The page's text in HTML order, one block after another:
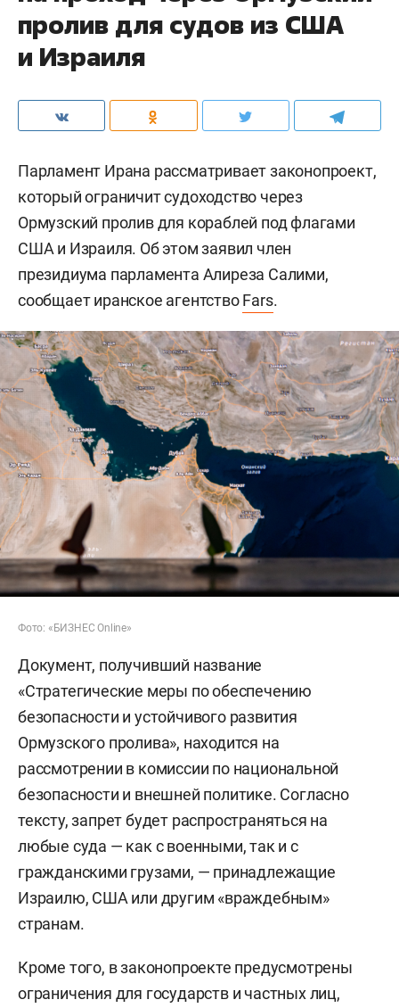
пролив для судов из США
и Израиля
Парламент Ирана рассматривает законопроект,
который ограничит судоходство через
Ормузский пролив для кораблей под флагами
США и Израиля. Об этом заявил член
президиума парламента Алиреза Салими,
сообщает иранское агентствоFars.
Фото: «БИЗНЕС Online»
Документ, получивший название
«Стратегические меры по обеспечению
безопасности и устойчивого развития
Ормузского пролива», находится на
рассмотрении в комиссии по национальной
безопасности и внешней политике. Согласно
тексту, запрет будет распространяться на
любые суда — как с военными, так и с
гражданскими грузами, — принадлежащие
Израилю, США или другим «враждебным»
странам.
Кроме того, в законопроекте предусмотрены
ограничения для государств и частных лиц,